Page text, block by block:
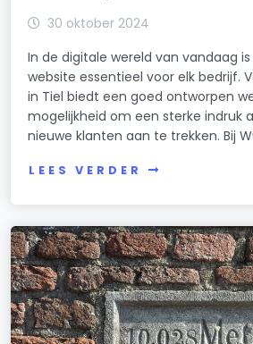
30 oktober 2024
In de digitale wereld van vandaag
website essentieel voor elk bedrijf.
in Tiel biedt een goed ontworpen
mogelijkheid om een sterke indruk
nieuwe klanten aan te trekken. Bij
LEES VERDER